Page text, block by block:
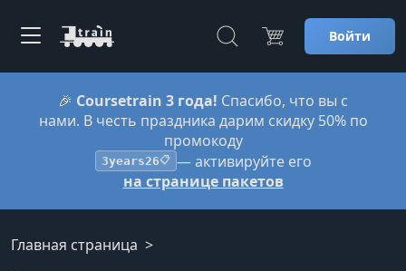
Войти
🎉 Coursetrain 3 года! Спасибо, что вы с
нами. В честь праздника дарим скидку 50% по
промокоду
3years26📋 — активируйте его
на странице пакетов
Главная страница